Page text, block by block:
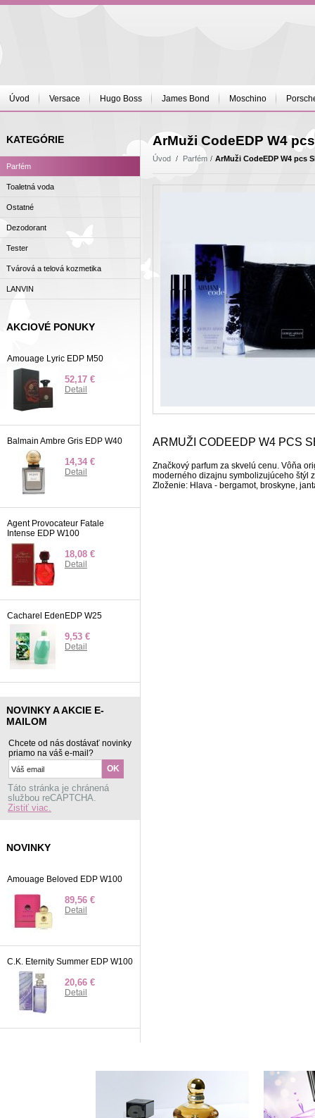
Úvod Versace Hugo Boss James Bond Moschino
KATEGÓRIE
Parfém
Toaletná voda
Ostatné
Dezodorant
Tester
Tvárová a telová kozmetika
LANVIN
AKCIOVÉ PONUKY
Amouage Lyric EDP M50
52,17 €
Detail
Balmain Ambre Gris EDP W40
14,34 €
Detail
Agent Provocateur Fatale
Intense EDP W100
18,08 €
Detail
Cacharel EdenEDP W25
9,53 €
Detail
NOVINKY A AKCIE E-
MAILOM
Chcete od nás dostávať novinky
priamo na váš e-mail?
Táto stránka je chránená
službou reCAPTCHA.
Zistiť viac.
NOVINKY
Amouage Beloved EDP W100
89,56 €
Detail
C.K. Eternity Summer EDP W100
20,66 €
Detail
ArMuži CodeEDP W4
Úvod Parfém ArMuži CodeEDP W4 pcs
ARMUŽI CODEEDP W4 PCS
Značkový parfum za skvelú cenu. Vôňa
moderného dizajnu symbolizujúceho štýl
Zloženie: Hlava - bergamot, broskyne,